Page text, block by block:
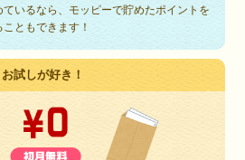
いるなら、モッピーで貯めたポイントを
ともできます！
お試しが好き！